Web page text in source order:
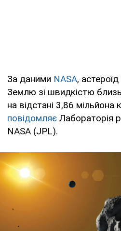
За даними NASA,
Землю зі швидкістю
на відстані 3,86 мільйона
повідомляє Лабораторія
NASA (JPL).